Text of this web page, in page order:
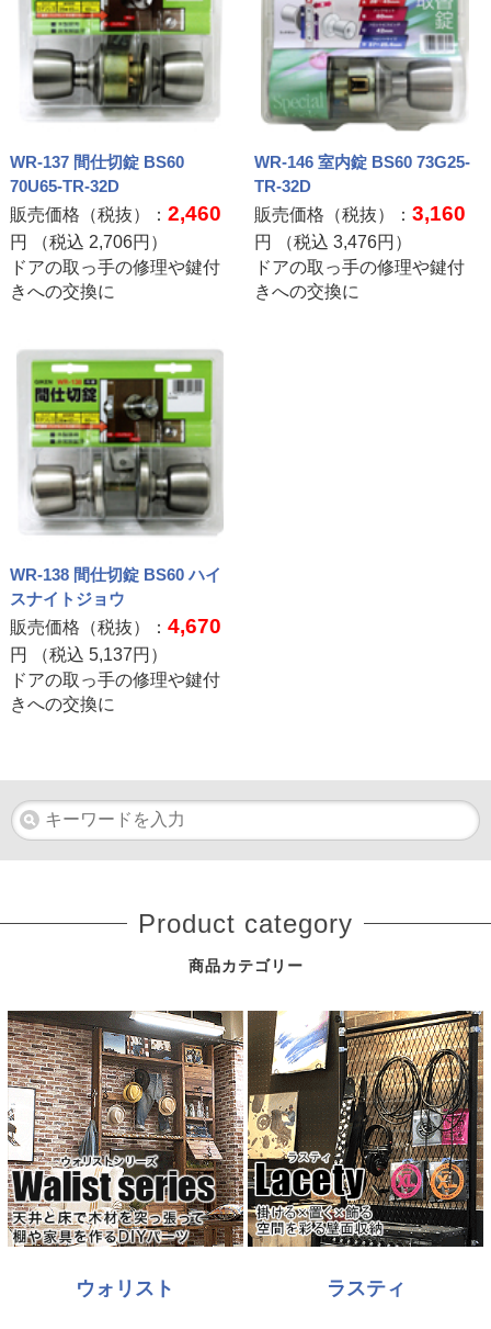
WR-137 間仕切錠 BS60
70U65-TR-32D
販売価格（税抜）： 2,460
円 （税込 2,706円）
ドアの取っ手の修理や鍵付
きへの交換に
WR-146 室内錠 BS60 73G25-
TR-32D
販売価格（税抜）：3,160
円 （税込3,476円）
ドアの取っ手の修理や鍵付
きへの交換に
WR-138 間仕切錠 BS60 ハイ
スナイトジョウ
販売価格（税抜）： 4,670
円 （税込 5,137円）
ドアの取っ手の修理や鍵付
きへの交換に
Product category
商品カテゴリー
ウォリスト ラスティ